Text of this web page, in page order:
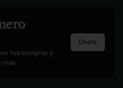
tus compras y
más
Únete